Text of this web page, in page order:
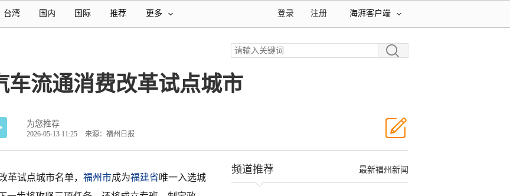
台湾 国内 国际 推荐 更多 海湃客户端
注册
登录
车流通消费改革试点城市
为您推荐
2026-05-13 11:25 来源：福州日报
革试点城市名单， 福州市成为福建省唯一入选城
最新福州新闻
频道推荐